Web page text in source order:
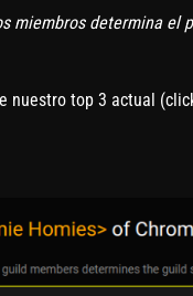
miembros determina el
nuestro top 3 actual